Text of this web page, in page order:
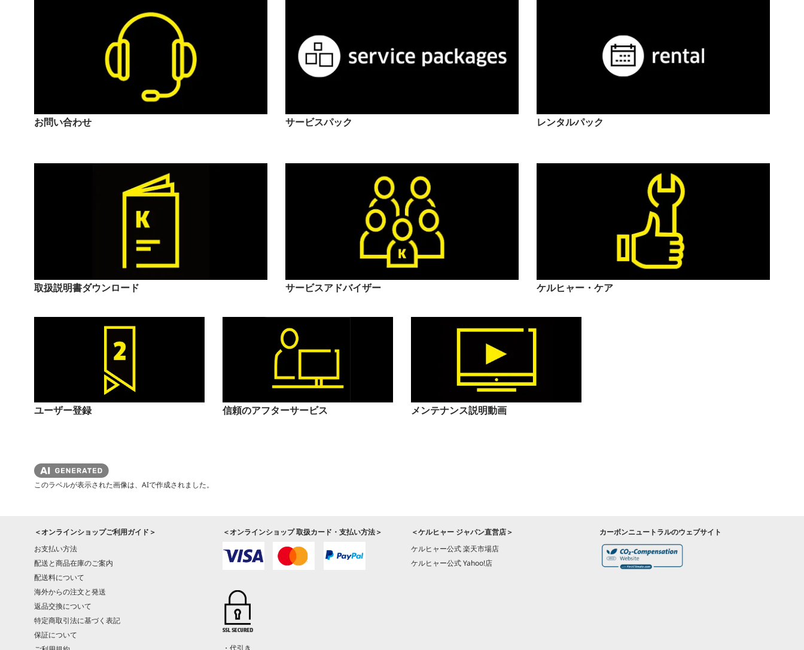
お問い合わせ サービスパック レンタルパック
取扱説明書ダウンロード サービスアドバイザー ケルヒャー・ケア
ユーザー登録 信頼のアフターサービス メンテナンス説明動画
このラベルが表示された画像は、AIで作成されました。
＜オンラインショップご利用ガイド＞
お支払い方法
配送と商品在庫のご案内
配送料について
海外からの注文と発送
返品交換について
特定商取引法に基づく表記
保証について
＜オンラインショップ 取扱カード・支払い方法＞
・代引き
＜ケルヒャー ジャパン直営店＞
ケルヒャー公式 楽天市場店
ケルヒャー公式 Yahoo!店
カーボンニュートラルのウェブサイト